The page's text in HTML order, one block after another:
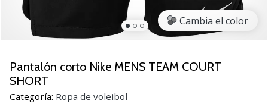
de
voleibol
Regalos
Navidad
para
jugadores
de
Cambia el color
Pantalón corto Nike MENS TEAM COURT
SHORT
Categoría: Ropa de voleibol